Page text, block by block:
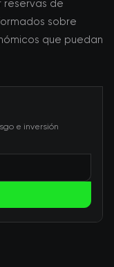
reservas de
sobre
que puedan
e inversión